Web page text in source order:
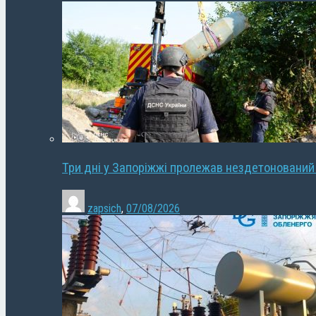
Три дні у Запоріжжі пролежав
zapsich, 07/08/2026